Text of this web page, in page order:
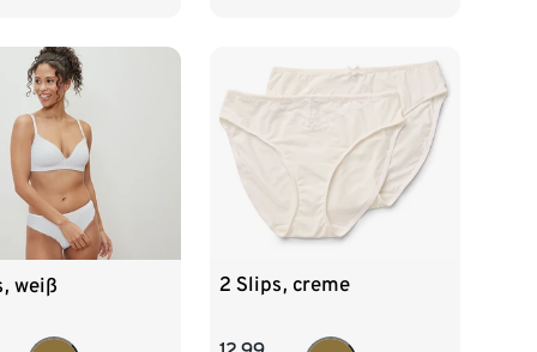
weiß 2 Slips, creme